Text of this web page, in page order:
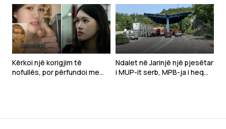
zjarrvënie të qëllimshme
Kërkoi një korigjim të
nofullës, por përfundoi me
Ndalet në Jarinjë një pjesëtar
i MUP-it serb, MPB-ja i heq